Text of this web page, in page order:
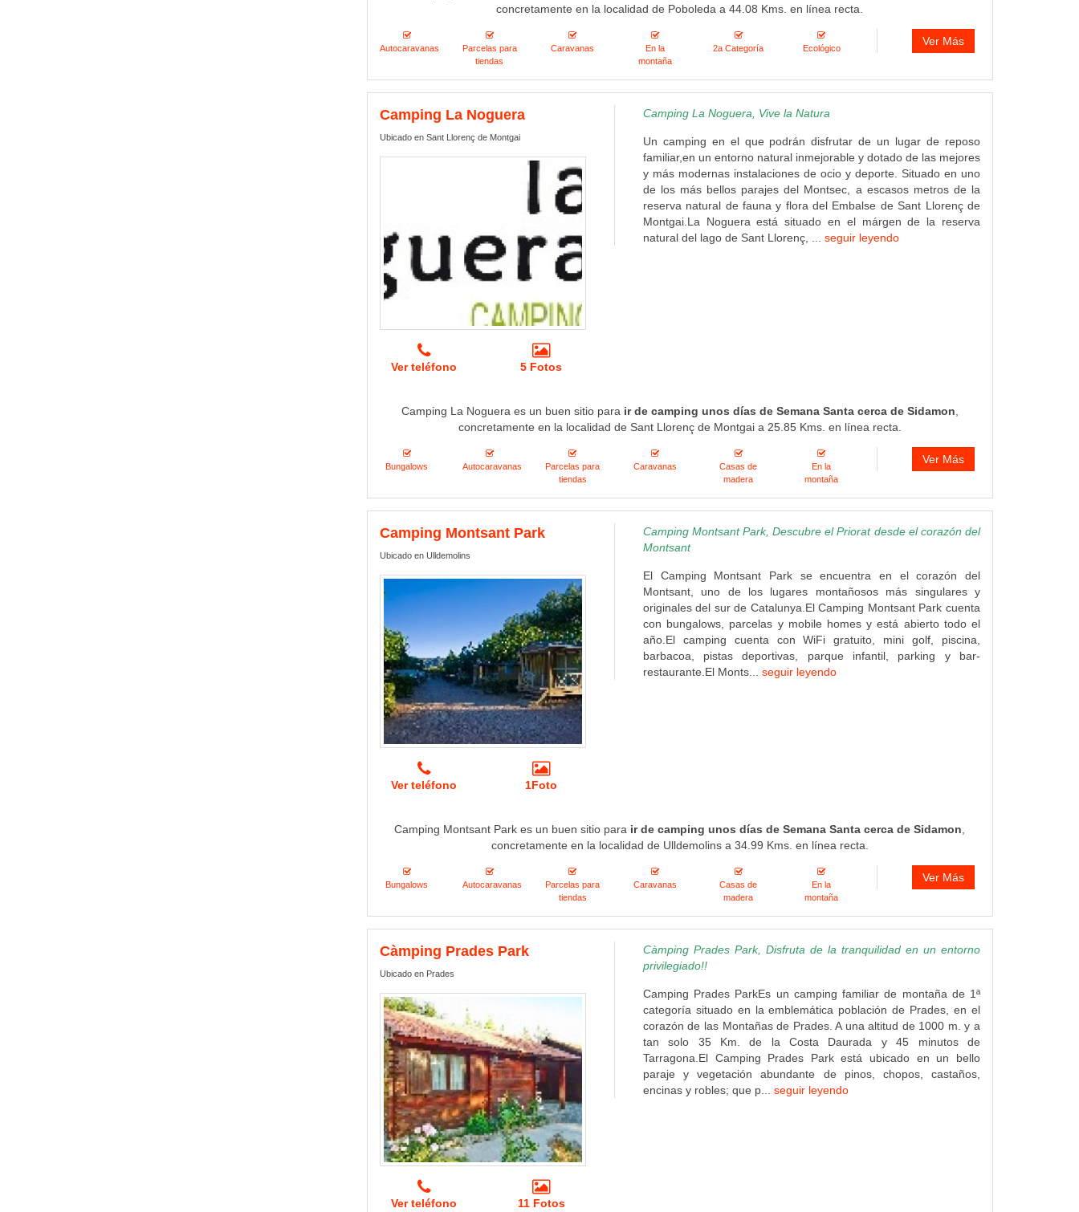
concretamente en la localidad de Poboleda a 44.08 Kms. en línea recta.
Autocaravanas
Parcelas para
tiendas
Caravanas
En la
montaña
2a Categoría Ecológico
Ver Más
Camping La Noguera
Ubicado en Sant Llorenç de Montgai
Ver teléfono 5 Fotos
Camping La Noguera, Vive la Natura
Un camping en el que podrán disfrutar de un lugar de reposo
familiar,en un entorno natural inmejorable y dotado de las mejores
y más modernas instalaciones de ocio y deporte. Situado en uno
de los más bellos parajes del Montsec, a escasos metros de la
reserva natural de fauna y flora del Embalse de Sant Llorenç de
Montgai.La Noguera está situado en el márgen de la reserva
natural del lago de Sant Llorenç, ... seguir leyendo
Camping La Noguera es un buen sitio para ir de camping unos días de Semana Santa cerca de Sidamon
concretamente en la localidad de Sant Llorenç de Montgai a 25.85 Kms. en línea recta.
Bungalows Autocaravanas
Parcelas para
tiendas
Caravanas
Casas de
madera
En la
montaña
Ver Más
Camping Montsant Park
Ubicado en Ulldemolins
Ver teléfono 1Foto
Camping Montsant Park, Descubre el Priorat desde el corazón del
Montsant
El Camping Montsant Park se encuentra en el corazón del
Montsant, uno de los lugares montañosos más singulares y
originales del sur de Catalunya.El Camping Montsant Park cuenta
con bungalows, parcelas y mobile homes y está abierto todo el
año.El camping cuenta con WiFi gratuito, mini golf, piscina,
barbacoa, pistas deportivas, parque infantil, parking y bar-
restaurante.El Monts... seguir leyendo
Camping Montsant Park es un buen sitio para ir de camping unos días de Semana Santa cerca de Sidamon
concretamente en la localidad de Ulldemolins a 34.99 Kms. en línea recta.
Bungalows Autocaravanas
Parcelas para
tiendas
Caravanas
Casas de
madera
En la
montaña
Ver Más
Càmping Prades Park
Ubicado en Prades
Ver teléfono 11 Fotos
Càmping Prades Park, Disfruta de la tranquilidad en un entorno
privilegiado!!
Camping Prades ParkEs un camping familiar de montaña de 1ª
categoría situado en la emblemática población de Prades, en el
corazón de las Montañas de Prades. A una altitud de 1000 m. y a
tan solo 35 Km. de la Costa Daurada y 45 minutos de
Tarragona.El Camping Prades Park está ubicado en un bello
paraje y vegetación abundante de pinos, chopos, castaños,
encinas y robles; que p... seguir leyendo